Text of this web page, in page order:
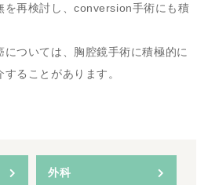
を再検討し、conversion手術にも積
については、胸腔鏡手術に積極的に
ることがあります。
外科